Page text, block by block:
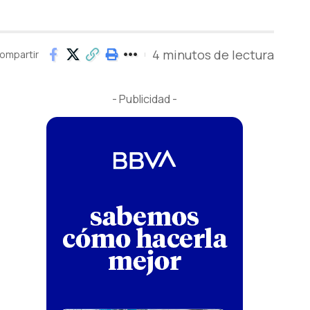
4 minutos de lectura
- Publicidad -